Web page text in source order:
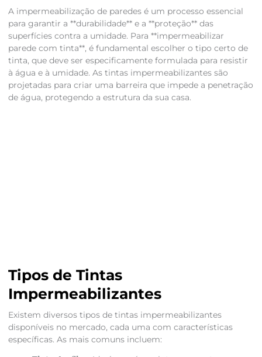
A impermeabilização de paredes é um processo essencial
para garantir a **durabilidade** e a **proteção** das
superfícies contra a umidade. Para **impermeabilizar
parede com tinta**, é fundamental escolher o tipo certo de
tinta, que deve ser especificamente formulada para resistir
à água e à umidade. As tintas impermeabilizantes são
projetadas para criar uma barreira que impede a penetração
de água, protegendo a estrutura da sua casa.
Tipos de Tintas
Impermeabilizantes
Existem diversos tipos de tintas impermeabilizantes
disponíveis no mercado, cada uma com características
específicas. As mais comuns incluem: